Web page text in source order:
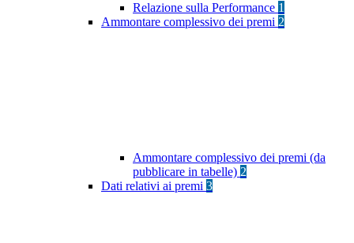
Relazione sulla Performance 1
Ammontare complessivo dei premi 2
Ammontare complessivo dei premi (da
pubblicare in tabelle) 2
Dati relativi ai premi 3